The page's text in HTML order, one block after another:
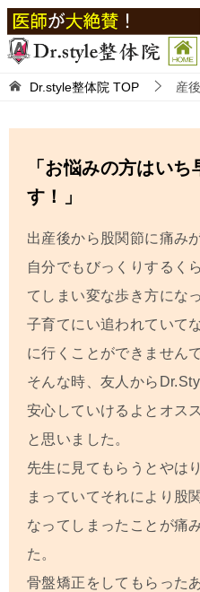
Dr.style整体院 TOP 産
「お悩みの方はい
す！」
出産後から股関節に痛み
自分でもびっくりするく
てしまい変な歩き方にな
子育てにい追われていて
に行くことができません
そんな時、友人から
安心していけるよとオス
と思いました。
先生に見てもらうとやは
まっていてそれにより股
なってしまったことが痛
た。
骨盤矯正をしてもらった